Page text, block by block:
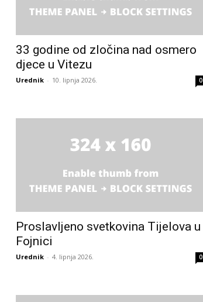
33 godine od zločina nad osmero
djece u Vitezu
Urednik - 10. lipnja 2026. 0
Proslavljeno svetkovina Tijelova u
Fojnici
Urednik - 4. lipnja 2026. 0